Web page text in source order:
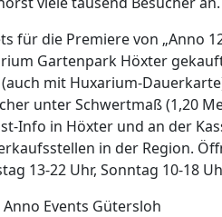
für die Premiere von „Anno
Gartenpark Höxter
mit Huxarium-
unter Schwertmaß (1,20
Info in Höxter und an der
in der Region.
13-22 Uhr, Sonntag 10-18
Anno Events Gütersloh